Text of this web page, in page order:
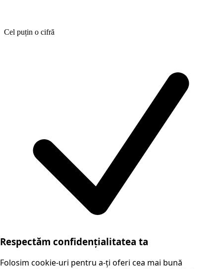
Respectăm confidențialitatea ta
Folosim cookie-uri pentru a-ți oferi cea mai bună
Cel puțin o cifră